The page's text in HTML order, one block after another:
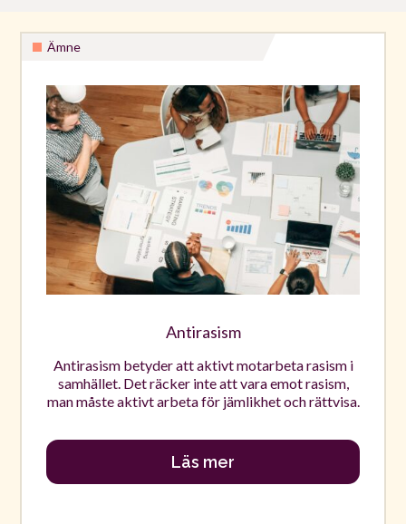
Ämne
Antirasism
Antirasism betyder att aktivt motarbeta rasism i
samhället. Det räcker inte att vara emot rasism,
man måste aktivt arbeta för jämlikhet och rättvisa.
Läs mer